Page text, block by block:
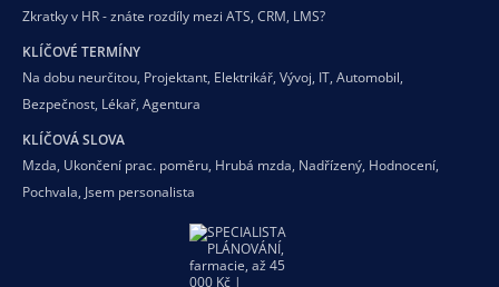
Zkratky v HR - znáte rozdíly mezi ATS, CRM, LMS?
KLÍČOVÉ TERMÍNY
Na dobu neurčitou, Projektant, Elektrikář, Vývoj, IT, Automobil,
Bezpečnost, Lékař, Agentura
KLÍČOVÁ SLOVA
Mzda, Ukončení prac. poměru, Hrubá mzda, Nadřízený, Hodnocení,
Pochvala, Jsem personalista